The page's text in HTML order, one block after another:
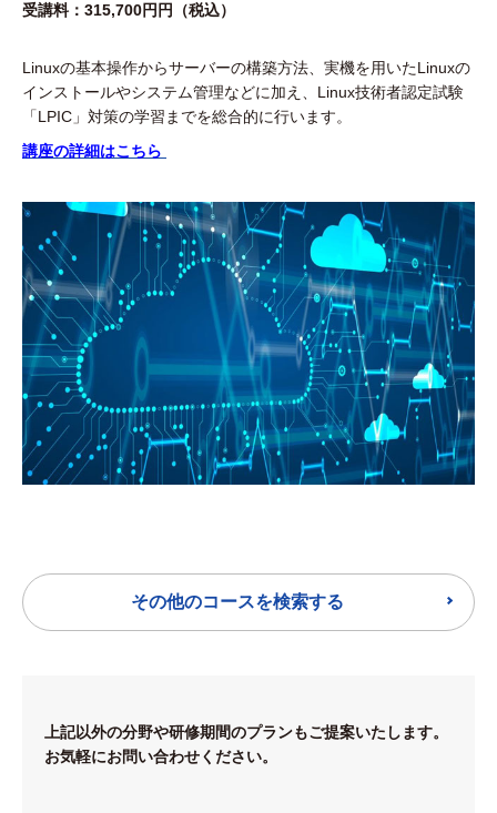
受講料：315,700円円（税込）
Linuxの基本操作からサーバーの構築方法、実機を用いたLinuxの
インストールやシステム管理などに加え、Linux技術者認定試験
「LPIC」対策の学習までを総合的に行います。
講座の詳細はこちら
その他のコースを検索する
上記以外の分野や研修期間のプランもご提案いたします。
お気軽にお問い合わせください。